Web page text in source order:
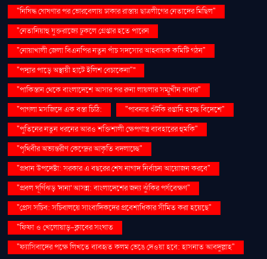
"নিষিদ্ধ ঘোষণার পর ভোরবেলায় ঢাকার রাস্তায় ছাত্রলীগের নেতাদের মিছিল"
"নেতানিয়াহু যুক্তরাজ্যে ঢুকলে গ্রেপ্তার হতে পারেন
"নোয়াখালী জেলা বিএনপির নতুন পাঁচ সদস্যের আহ্বায়ক কমিটি গঠন"
"পদ্মার পাড়ে অস্থায়ী হাটে ইলিশ বেচাকেনা"''
"পাকিস্তান থেকে বাংলাদেশে আসার পর রুনা লায়লার সম্মুখীন বাধার"
"পাগলা মসজিদে এক বস্তা চিঠি:
"পাবনার শুঁটকি রপ্তানি হচ্ছে বিদেশে"
"পুতিনের নতুন ধরনের আরও শক্তিশালী ক্ষেপণাস্ত্র ব্যবহারের হুমকি"
"পৃথিবীর অভ্যন্তরীণ কেন্দ্রের আকৃতি বদলাচ্ছে"
"প্রধান উপদেষ্টা: সরকার এ বছরের শেষ নাগাদ নির্বাচন আয়োজন করবে"
"প্রবল ঘূর্ণিঝড় 'দানা' আসন্ন: বাংলাদেশের জন্য ঝুঁকির পর্যবেক্ষণ"
"প্রেস সচিব: সচিবালয়ে সাংবাদিকদের প্রবেশাধিকার সীমিত করা হয়েছে"
"ফিফা ও খেলোয়াড়-ক্লাবের সংঘাত
"ফ্যাসিবাদের পক্ষে লিখতে ব্যবহৃত কলম ভেঙে দেওয়া হবে: হাসনাত আবদুল্লাহ"